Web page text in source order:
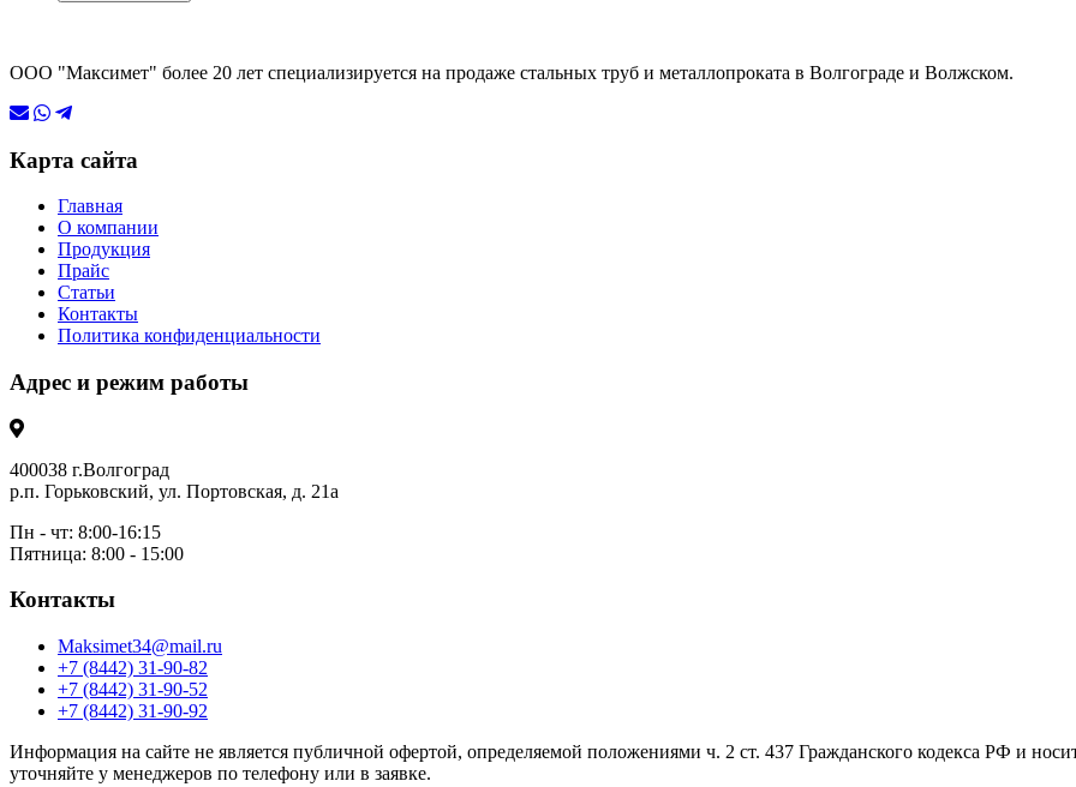
ООО "Максимет" более 20 лет специализируется на продаже стальных труб и металлопроката в Волгограде и Волжском.
Карта сайта
Главная
О компании
Продукция
Прайс
Статьи
Контакты
Политика конфиденциальности
Адрес и режим работы
400038 г.Волгоград
р.п. Горьковский, ул. Портовская, д. 21а
Пн - чт: 8:00-16:15
Пятница: 8:00 - 15:00
Контакты
Maksimet34@mail.ru
+7 (8442) 31-90-82
+7 (8442) 31-90-52
+7 (8442) 31-90-92
Информация на сайте не является публичной офертой, определяемой положениями ч. 2 ст. 437 Гражданского кодекса РФ и
уточняйте у менеджеров по телефону или в заявке.